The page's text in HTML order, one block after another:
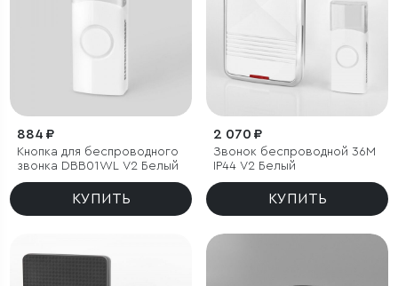
884 ₽
Кнопка для беспроводного
звонка DBB01WL V2 Белый
КУПИТЬ
2 070 ₽
Звонок беспроводной 36M
IP44 V2 Белый
КУПИТЬ